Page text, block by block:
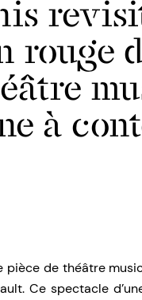
rouge
à
pièce de théâtre
Ce spectacle